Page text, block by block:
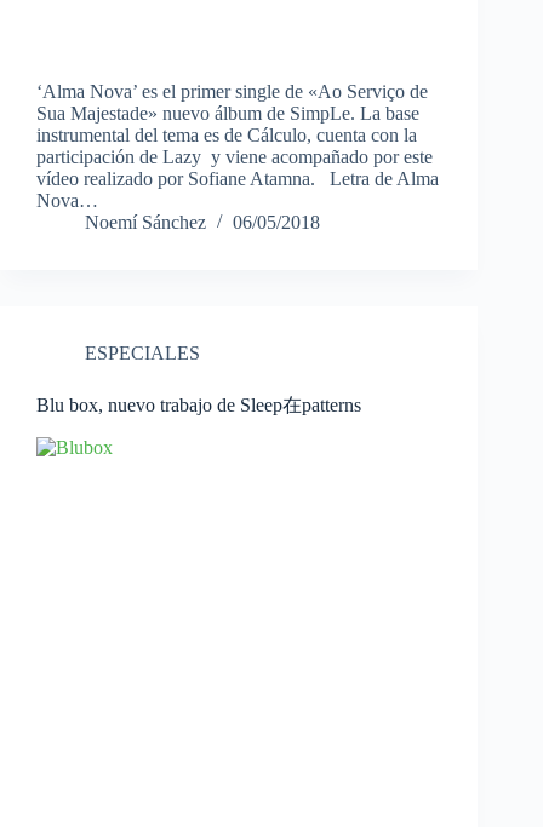
‘Alma Nova’ es el primer single de «Ao Serviço de
Sua Majestade» nuevo álbum de SimpLe. La base
instrumental del tema es de Cálculo, cuenta con la
participación de Lazy y viene acompañado por este
vídeo realizado por Sofiane Atamna. Letra de Alma
Nova…
Noemí Sánchez
06/05/2018
ESPECIALES
Blu box, nuevo trabajo de Sleep在patterns